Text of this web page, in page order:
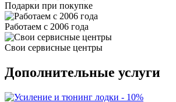
Подарки при покупке
Работаем с 2006 года
Свои сервисные центры
Дополнительные услуги